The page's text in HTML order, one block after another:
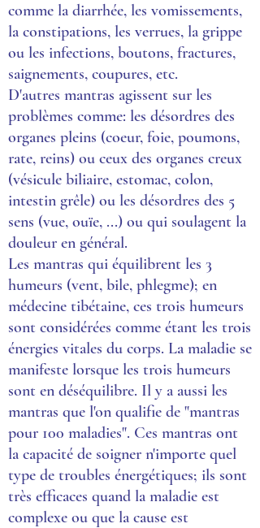
comme la diarrhée, les vomissements,
la constipations, les verrues, la grippe
ou les infections, boutons, fractures,
saignements, coupures, etc.
D'autres mantras agissent sur les
problèmes comme: les désordres des
organes pleins (coeur, foie, poumons,
rate, reins) ou ceux des organes creux
(vésicule biliaire, estomac, colon,
intestin grêle) ou les désordres des 5
sens (vue, ouïe, ...) ou qui soulagent la
douleur en général.
Les mantras qui équilibrent les 3
humeurs (vent, bile, phlegme); en
médecine tibétaine, ces trois humeurs
sont considérées comme étant les trois
énergies vitales du corps. La maladie se
manifeste lorsque les trois humeurs
sont en déséquilibre. Il y a aussi les
mantras que l'on qualifie de "mantras
pour 100 maladies". Ces mantras ont
la capacité de soigner n'importe quel
type de troubles énergétiques; ils sont
très efficaces quand la maladie est
complexe ou que la cause est